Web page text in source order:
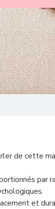
de cette
par
et